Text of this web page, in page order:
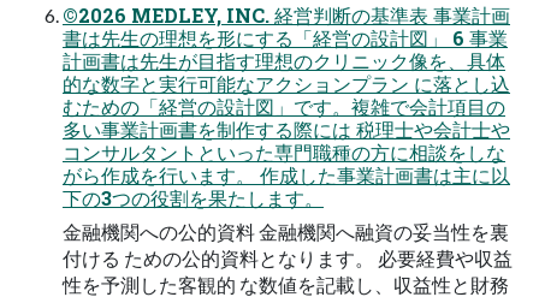
©2026 MEDLEY, INC. 経営判断の基準表 事業計画
書は先⽣の理想を形にする「経営の設計図」 6 事業
計画書は先⽣が⽬指す理想のクリニック像を、具体
的な数字と実⾏可能なアクションプラン に落とし込
むための「経営の設計図」です。複雑で会計項⽬の
多い事業計画書を制作する際には 税理⼠や会計⼠や
コンサルタントといった専⾨職種の⽅に相談をしな
がら作成を⾏います。 作成した事業計画書は主に以
下の3つの役割を果たします。
⾦融機関への公的資料 ⾦融機関へ融資の妥当性を裏
付ける ための公的資料となります。 必要経費や収益
性を予測した客観的 な数値を記載し、収益性と財務